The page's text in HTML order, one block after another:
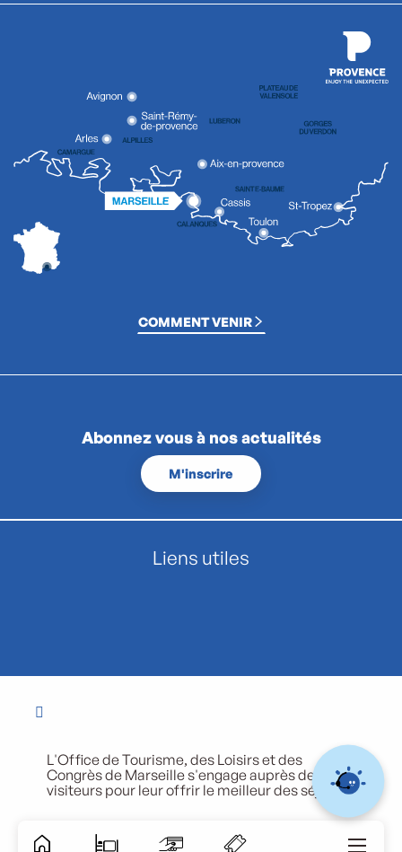
COMMENT VENIR
Abonnez vous à nos actualités
M'inscrire
Liens utiles
L'Office de Tourisme, des Loisirs et des
Congrès de Marseille s'engage auprès de ses
visiteurs pour leur offrir le meilleur des séjours.